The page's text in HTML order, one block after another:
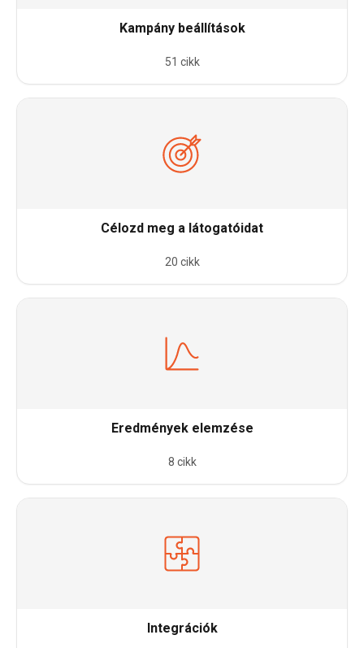
Kampány beállítások
51 cikk
Célozd meg a látogatóidat
20 cikk
Eredmények elemzése
8 cikk
Integrációk